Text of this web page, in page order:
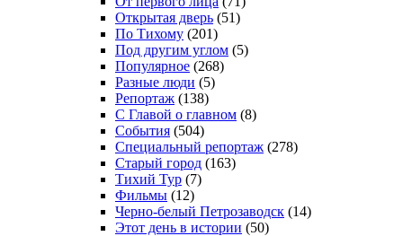
Открытая дверь (51)
По Тихому (201)
Под другим углом (5)
Популярное (268)
Разные люди (5)
Репортаж (138)
С Главой о главном (8)
События (504)
Специальный репортаж (278)
Старый город (163)
Тихий Тур (7)
Фильмы (12)
Черно-белый Петрозаводск (14)
Этот день в истории (50)